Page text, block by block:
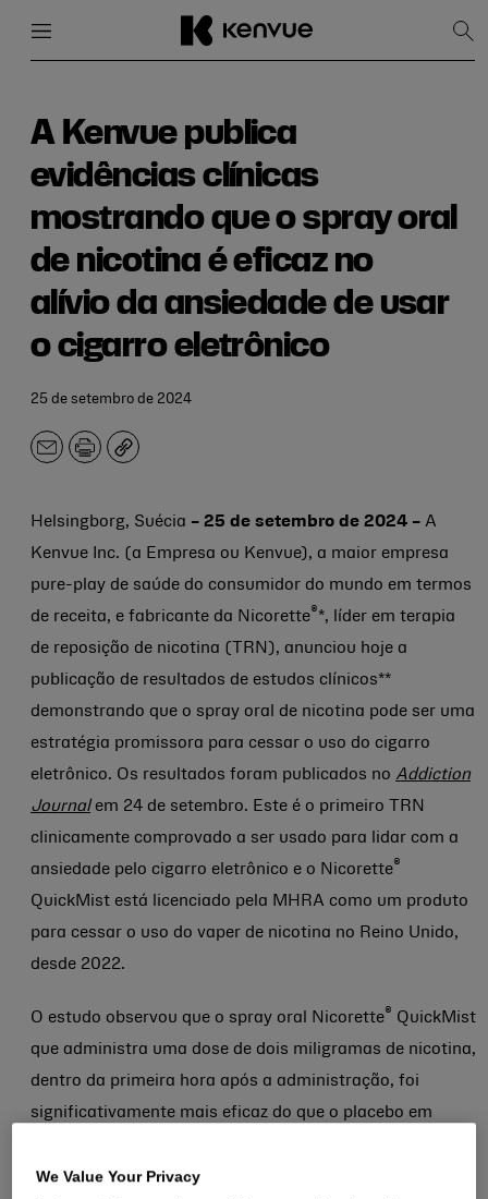
conteúdo
A Kenvue publica
evidências clínicas
mostrando que o spray oral
de nicotina é eficaz no
alívio da ansiedade de usar
o cigarro eletrônico
25 de setembro de 2024
E-
Imprimir
Copiar
Helsingborg, Suécia – 25 de setembro de 2024 – A
Kenvue Inc. (a Empresa ou Kenvue), a maior empresa
pure-play de saúde do consumidor do mundo em termos
de receita, e fabricante da Nicorette® *, líder em terapia
de reposição de nicotina (TRN), anunciou hoje a
publicação de resultados de estudos clínicos**
demonstrando que o spray oral de nicotina pode ser uma
estratégia promissora para cessar o uso do cigarro
eletrônico. Os resultados foram publicados no Addiction
Journal em 24 de setembro. Este é o primeiro TRN
clinicamente comprovado a ser usado para lidar com a
ansiedade pelo cigarro eletrônico e o Nicorette®
QuickMist está licenciado pela MHRA como um produto
para cessar o uso do vaper de nicotina no Reino Unido,
desde 2022.
O estudo observou que o spray oral Nicorette® QuickMist
que administra uma dose de dois miligramas de nicotina,
dentro da primeira hora após a administração, foi
significativamente mais eficaz do que o placebo em
dispositivos eletrônicos para fumar (DEF), também
We Value Your Privacy